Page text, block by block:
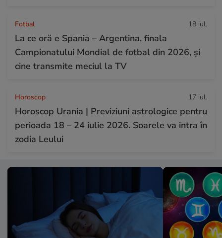
Fotbal 18 iul.
La ce oră e Spania – Argentina, finala
Campionatului Mondial de fotbal din 2026, și
cine transmite meciul la TV
Horoscop 17 iul.
Horoscop Urania | Previziuni astrologice pentru
perioada 18 – 24 iulie 2026. Soarele va intra în
zodia Leului